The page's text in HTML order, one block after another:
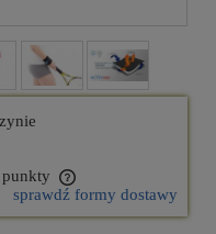
płatności
sprawdź formy dostawy